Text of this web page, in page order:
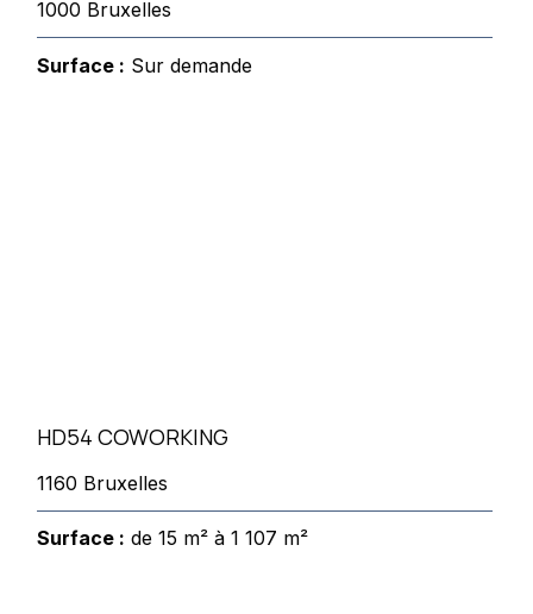
1000 Bruxelles
Surface : Sur demande
HD54 COWORKING
1160 Bruxelles
Surface : de 15 m² à 1 107 m²